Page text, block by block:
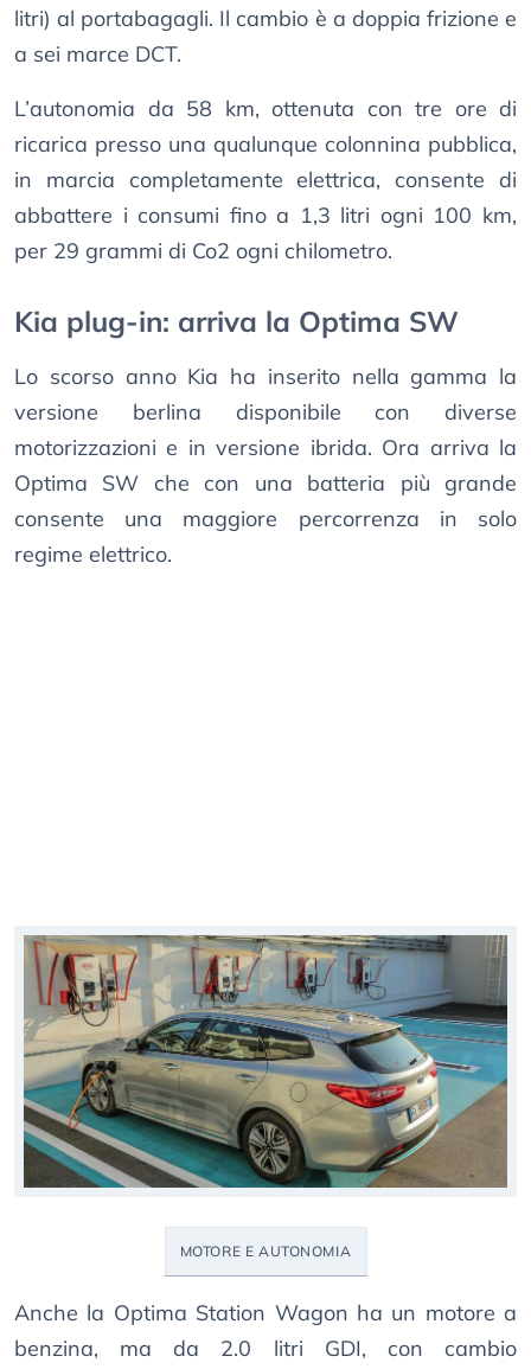
litri) al portabagagli. Il cambio è a doppia frizione e
a sei marce DCT.
L’autonomia da 58 km, ottenuta con tre ore di
ricarica presso una qualunque colonnina pubblica,
in marcia completamente elettrica, consente di
abbattere i consumi fino a 1,3 litri ogni 100 km,
per 29 grammi di Co2 ogni chilometro.
Kia plug-in: arriva la Optima SW
Lo scorso anno Kia ha inserito nella gamma la
versione berlina disponibile con diverse
motorizzazioni e in versione ibrida. Ora arriva la
Optima SW che con una batteria più grande
consente una maggiore percorrenza in solo
regime elettrico.
MOTORE E AUTONOMIA
Anche la Optima Station Wagon ha un motore a
benzina, ma da 2.0 litri GDI, con cambio